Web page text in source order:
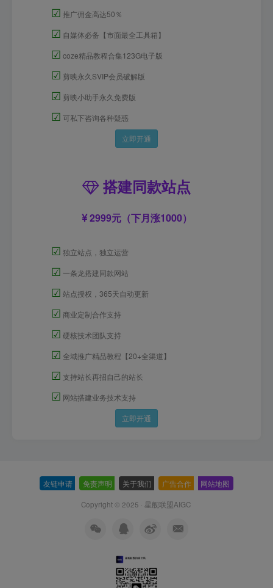
☑ 推广佣金高达50％
☑ 自媒体必备【市面最全工具箱】
☑ coze精品教程合集123G电子版
☑ 剪映永久SVIP会员破解版
☑ 剪映小助手永久免费版
☑ 可私下咨询各种疑惑
立即开通
搭建同款站点
2999元（下月涨1000）
☑ 独立站点，独立运营
☑ 一条龙搭建同款网站
☑ 站点授权，365天自动更新
☑ 商业定制合作支持
☑ 硬核技术团队支持
☑ 全域推广精品教程【20+全渠道】
☑ 支持站长再招自己的站长
☑ 网站搭建业务技术支持
立即开通
友链申请 免责声明 关于我们 广告合作 网站地图
Copyright © 2025 · 星舰联盟AIGC